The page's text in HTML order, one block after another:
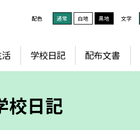
配色 通常 白地 黒地 文字
学校日記 配布文書
校日記